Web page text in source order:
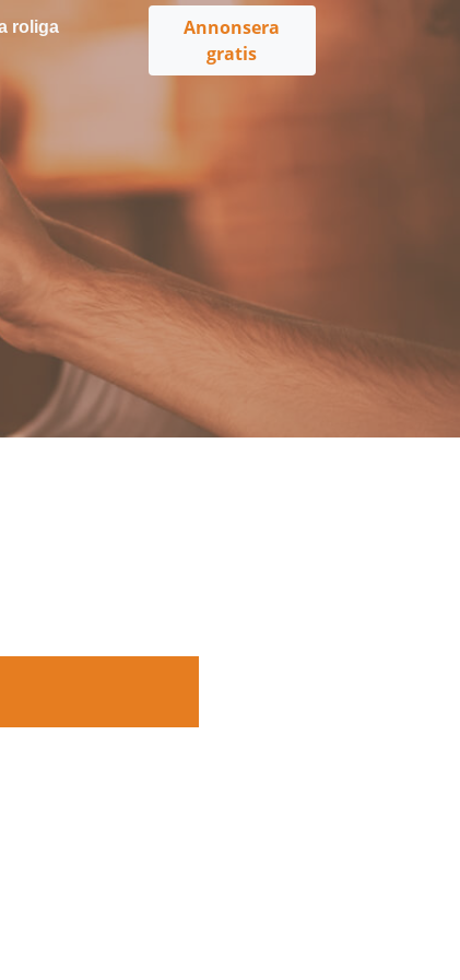
roliga
Annonsera
gratis